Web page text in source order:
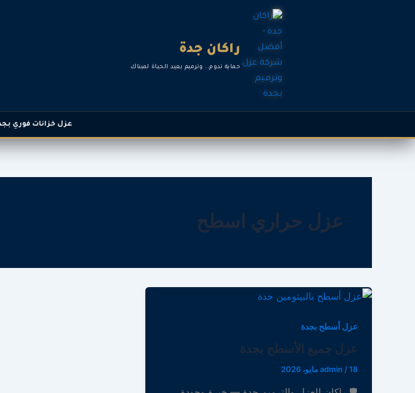
راكان جدة
حماية تدوم.. وترميم يعيد الحياة لمبناك
عزل خزانات فوري بجدة
عزل حراري اسطح
عزل أسطح بجدة
عزل جميع الأسطح بجدة
admin /18 مايو، 2026